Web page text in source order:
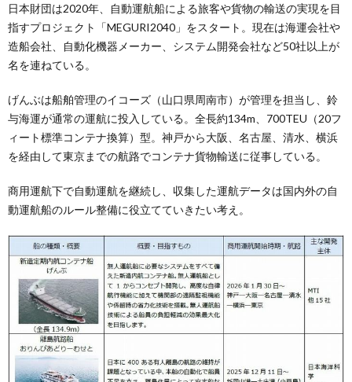
日本財団は2020年、自動運航船による旅客や貨物の輸送の実現を目
指すプロジェクト「MEGURI2040」をスタート。現在は海運会社や
造船会社、自動化機器メーカー、システム開発会社など50社以上が
名を連ねている。
げんぶは船舶管理のイコーズ（山口県周南市）が管理を担当し、鈴
与海運が通常の運航に投入している。全長約134m、700TEU（20フ
ィート標準コンテナ換算）型。神戸から大阪、名古屋、清水、横浜
を経由して東京までの航路でコンテナ貨物輸送に従事している。
商用運航下で自動運航を継続し、収集した運航データは国内外の自
動運航船のルール整備に役立てていきたい考え。